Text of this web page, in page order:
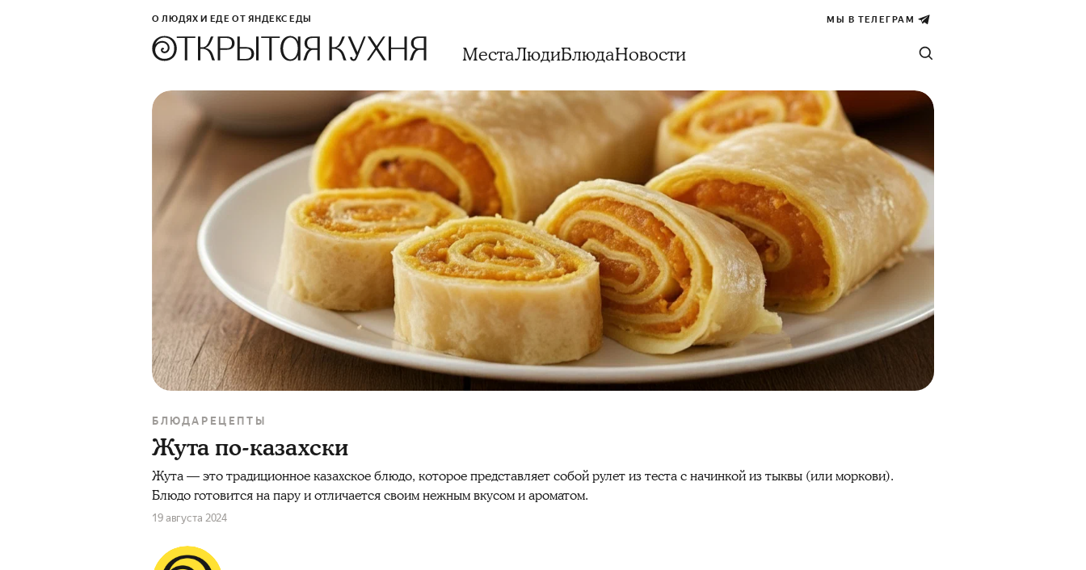
О ЛЮДЯХ И ЕДЕ ОТ ЯНДЕКС ЕДЫ МЫ В ТЕЛЕГРАМ
МестаЛюдиБлюдаНовости
БЛЮДА РЕЦЕПТЫ
Жута по-казахски
Жута — это традиционное казахское блюдо, которое представляет собой рулет из теста с начинкой из тыквы (или моркови).
Блюдо готовится на пару и отличается своим нежным вкусом и ароматом.
19 августа 2024